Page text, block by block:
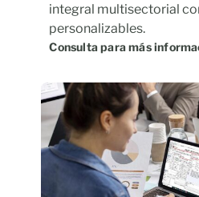
integral multisectorial
personalizables.
Consulta para más